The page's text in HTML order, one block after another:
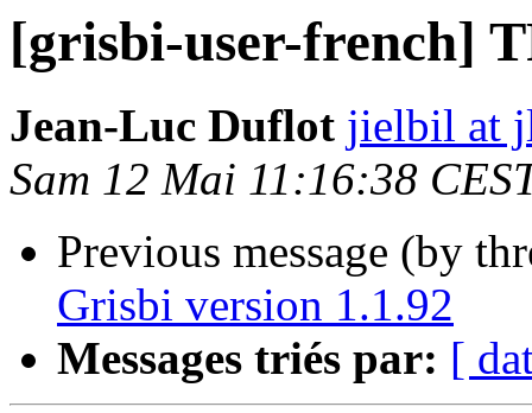
[grisbi-user-french]
Jean-Luc Duflot jielbil at
Sam 12 Mai 11:16:38
Previous message (by
Grisbi version 1.1.92
Messages triés par: [